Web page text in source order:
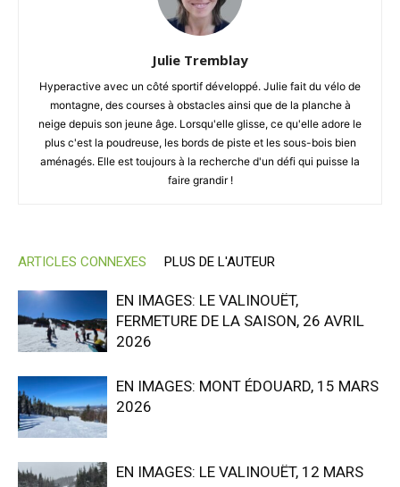
Julie Tremblay
Hyperactive avec un côté sportif développé. Julie fait du vélo de
montagne, des courses à obstacles ainsi que de la planche à
neige depuis son jeune âge. Lorsqu'elle glisse, ce qu'elle adore le
plus c'est la poudreuse, les bords de piste et les sous-bois bien
aménagés. Elle est toujours à la recherche d'un défi qui puisse la
faire grandir !
ARTICLES CONNEXES PLUS DE L'AUTEUR
EN IMAGES: LE VALINOUËT,
FERMETURE DE LA SAISON, 26 AVRIL
2026
EN IMAGES: MONT ÉDOUARD, 15 MARS
2026
EN IMAGES: LE VALINOUËT, 12 MARS